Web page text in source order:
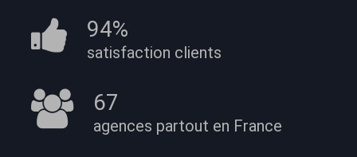
94%
satisfaction clients
67
agences partout en France